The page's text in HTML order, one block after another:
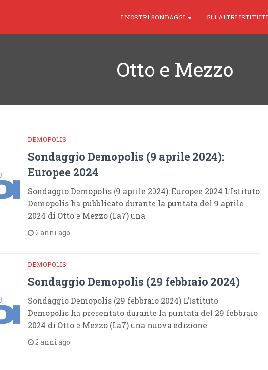
I NOSTRI SONDAGGI GLI ALTRI ISTITUTI
Otto e Mezzo
DEMOPOLIS
Sondaggio Demopolis (9 aprile 2024):
Europee 2024
Sondaggio Demopolis (9 aprile 2024): Europee 2024 L’Istituto
Demopolis ha pubblicato durante la puntata del 9 aprile
2024 di Otto e Mezzo (La7) una
2 anni ago
DEMOPOLIS
Sondaggio Demopolis (29 febbraio 2024)
Sondaggio Demopolis (29 febbraio 2024) L’Istituto
Demopolis ha presentato durante la puntata del 29 febbraio
2024 di Otto e Mezzo (La7) una nuova edizione
2 anni ago